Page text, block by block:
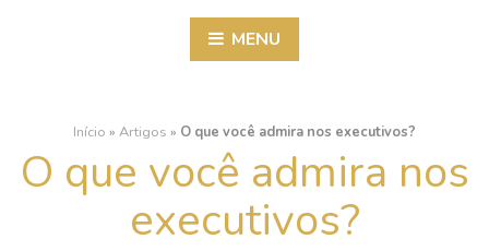
MENU
Início » Artigos » O que você admira nos executivos?
O que você admira nos
executivos?